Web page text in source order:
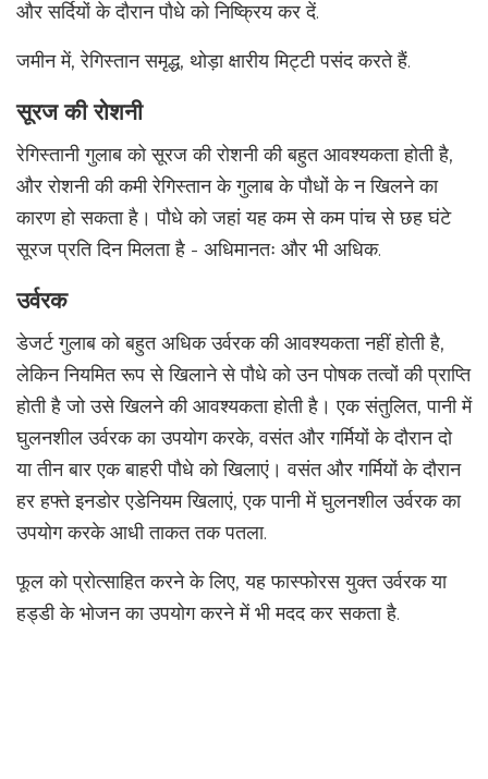
और सर्दियों के दौरान पौधे को निष्क्रिय कर दें.
जमीन में, रेगिस्तान समृद्ध, थोड़ा क्षारीय मिट्टी पसंद करते हैं.
सूरज की रोशनी
रेगिस्तानी गुलाब को सूरज की रोशनी की बहुत आवश्यकता होती है,
और रोशनी की कमी रेगिस्तान के गुलाब के पौधों के न खिलने का
कारण हो सकता है। पौधे को जहां यह कम से कम पांच से छह घंटे
सूरज प्रति दिन मिलता है - अधिमानतः और भी अधिक.
उर्वरक
डेजर्ट गुलाब को बहुत अधिक उर्वरक की आवश्यकता नहीं होती है,
लेकिन नियमित रूप से खिलाने से पौधे को उन पोषक तत्वों की प्राप्ति
होती है जो उसे खिलने की आवश्यकता होती है। एक संतुलित, पानी में
घुलनशील उर्वरक का उपयोग करके, वसंत और गर्मियों के दौरान दो
या तीन बार एक बाहरी पौधे को खिलाएं। वसंत और गर्मियों के दौरान
हर हफ्ते इनडोर एडेनियम खिलाएं, एक पानी में घुलनशील उर्वरक का
उपयोग करके आधी ताकत तक पतला.
फूल को प्रोत्साहित करने के लिए, यह फास्फोरस युक्त उर्वरक या
हड्डी के भोजन का उपयोग करने में भी मदद कर सकता है.